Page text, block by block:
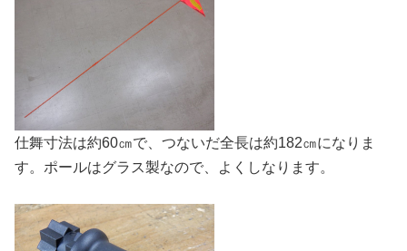
仕舞寸法は約60㎝で、つないだ全長は約182㎝になりま
す。ポールはグラス製なので、よくしなります。